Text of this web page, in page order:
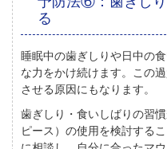
る
睡眠中の歯ぎしりや日中の
な力をかけ続けます。この
させる原因にもなります。
歯ぎしり・食いしばりの習
ピース）の使用を検討する